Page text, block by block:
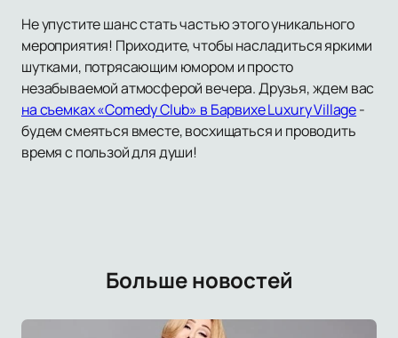
Не упустите шанс стать частью этого уникального
мероприятия! Приходите, чтобы насладиться яркими
шутками, потрясающим юмором и просто
незабываемой атмосферой вечера. Друзья, ждем вас
на съемках «Comedy Club» в Барвихе Luxury Village-
будем смеяться вместе, восхищаться и проводить
время с пользой для души!
Больше новостей